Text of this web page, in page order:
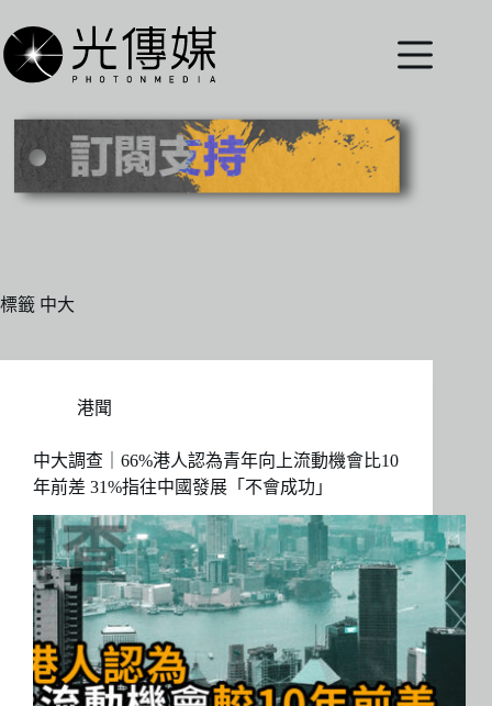
至
主
內
標籤 中大
港聞
中大調查｜66%港人認為青年向上流動機會比10
年前差 31%指往中國發展「不會成功」